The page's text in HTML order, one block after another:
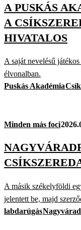
A PUSKÁS
A
HIVATALOS
A saját nevelésű
élvonalban.
Puskás Akadémia
Minden más foci
A másik székelyföldi
jelentett be, majd
labdarúgásNagyvárad